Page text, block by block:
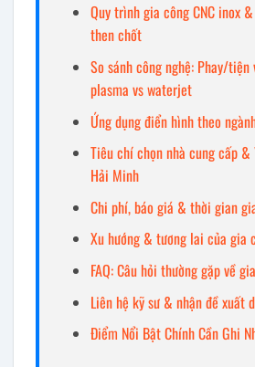
Quy trình gia công CNC inox
then chốt
So sánh công nghệ: Phay/
plasma vs waterjet
Ứng dụng điển hình theo
Tiêu chí chọn nhà cung cấp &
Hải Minh
Chi phí, báo giá & thời gian
Xu hướng & tương lai của gia
FAQ: Câu hỏi thường gặp về
Liên hệ kỹ sư & nhận đề xuất
Điểm Nổi Bật Chính Cần Ghi